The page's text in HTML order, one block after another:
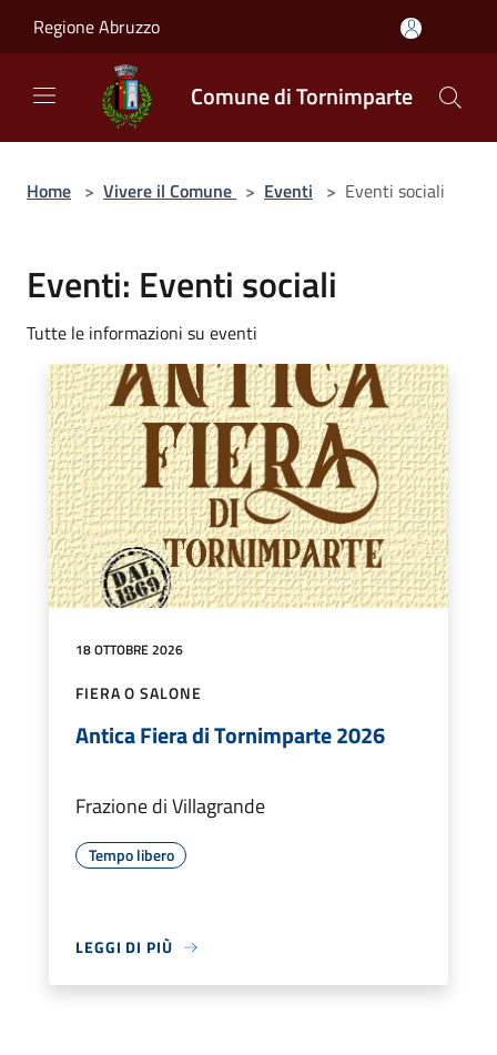
Regione Abruzzo
Comune di Tornimparte
Home > Vivere il Comune > Eventi > Eventi sociali
Eventi: Eventi sociali
Tutte le informazioni su eventi
18 OTTOBRE 2026
FIERA O SALONE
Antica Fiera di Tornimparte 2026
Frazione di Villagrande
Tempo libero
LEGGI DI PIÙ